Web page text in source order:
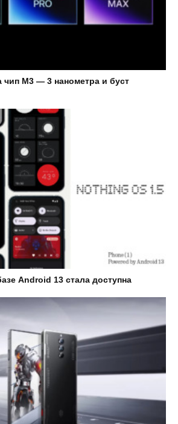
чип M3 — 3 нанометра и буст
Android 13 стала доступна